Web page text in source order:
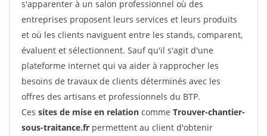
s'apparenter à un salon professionnel où des
entreprises proposent leurs services et leurs produits
et où les clients naviguent entre les stands, comparent,
évaluent et sélectionnent. Sauf qu'il s'agit d'une
plateforme internet qui va aider à rapprocher les
besoins de travaux de clients déterminés avec les
offres des artisans et professionnels du BTP.
Ces sites de mise en relation comme Trouver-chantier-
sous-traitance.fr permettent au client d'obtenir